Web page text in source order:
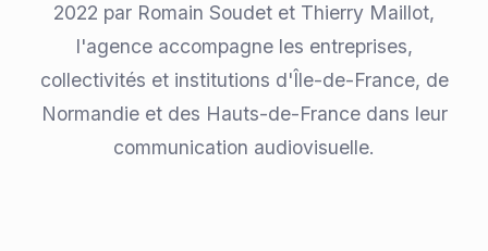
2022 par Romain Soudet et Thierry Maillot,
l'agence accompagne les entreprises,
collectivités et institutions d'Île-de-France, de
Normandie et des Hauts-de-France dans leur
communication audiovisuelle.